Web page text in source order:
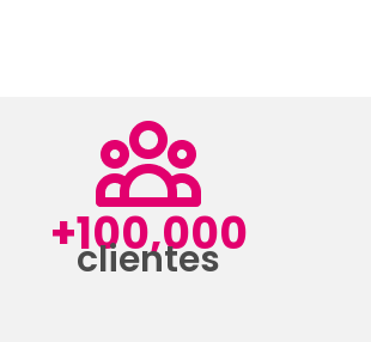
+100,000
clientes